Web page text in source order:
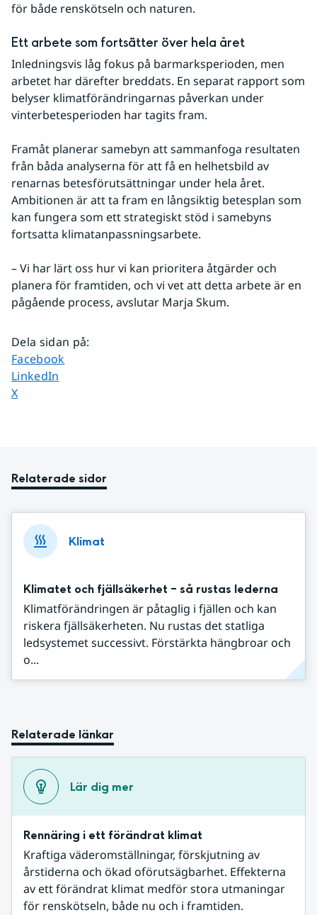
för både renskötseln och naturen.
Ett arbete som fortsätter över hela året
Inledningsvis låg fokus på barmarksperioden, men
arbetet har därefter breddats. En separat rapport som
belyser klimatförändringarnas påverkan under
vinterbetesperioden har tagits fram.
Framåt planerar samebyn att sammanfoga resultaten
från båda analyserna för att få en helhetsbild av
renarnas betesförutsättningar under hela året.
Ambitionen är att ta fram en långsiktig betesplan som
kan fungera som ett strategiskt stöd i samebyns
fortsatta klimatanpassningsarbete.
– Vi har lärt oss hur vi kan prioritera åtgärder och
planera för framtiden, och vi vet att detta arbete är en
pågående process, avslutar Marja Skum.
Dela sidan på:
Dela sidan på
Facebook
Dela sidan på
LinkedIn
Dela sidan på
X
Relaterade sidor
Klimat
Klimatet och fjällsäkerhet – så rustas lederna
Klimatförändringen är påtaglig i fjällen och kan
riskera fjällsäkerheten. Nu rustas det statliga
ledsystemet successivt. Förstärkta hängbroar och
o...
Relaterade länkar
Lär dig mer
Rennäring i ett förändrat klimat
Kraftiga väderomställningar, förskjutning av
årstiderna och ökad oförutsägbarhet. Effekterna
av ett förändrat klimat medför stora utmaningar
för renskötseln, både nu och i framtiden.